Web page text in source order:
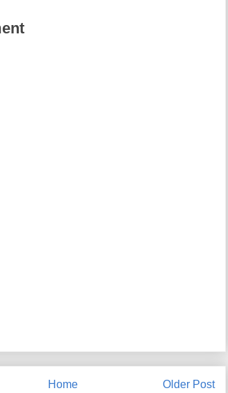
Older Post
Home